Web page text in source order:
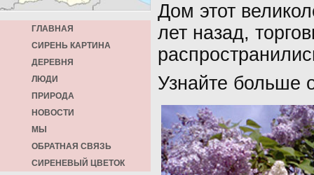
ГЛАВНАЯ
СИРЕНЬ КАРТИНА
ДЕРЕВНЯ
ЛЮДИ
ПРИРОДА
НОВОСТИ
МЫ
ОБРАТНАЯ СВЯЗЬ
СИРЕНЕВЫЙ ЦВЕТОК
Дом этот
лет назад,
Узнайте больше